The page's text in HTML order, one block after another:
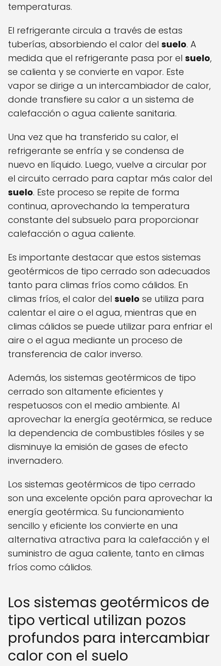
temperaturas.
El refrigerante circula a través de estas
tuberías, absorbiendo el calor del suelo. A
medida que el refrigerante pasa por el suelo,
se calienta y se convierte en vapor. Este
vapor se dirige a un intercambiador de calor,
donde transfiere su calor a un sistema de
calefacción o agua caliente sanitaria.
Una vez que ha transferido su calor, el
refrigerante se enfría y se condensa de
nuevo en líquido. Luego, vuelve a circular por
el circuito cerrado para captar más calor del
suelo. Este proceso se repite de forma
continua, aprovechando la temperatura
constante del subsuelo para proporcionar
calefacción o agua caliente.
Es importante destacar que estos sistemas
geotérmicos de tipo cerrado son adecuados
tanto para climas fríos como cálidos. En
climas fríos, el calor del suelo se utiliza para
calentar el aire o el agua, mientras que en
climas cálidos se puede utilizar para enfriar el
aire o el agua mediante un proceso de
transferencia de calor inverso.
Además, los sistemas geotérmicos de tipo
cerrado son altamente eficientes y
respetuosos con el medio ambiente. Al
aprovechar la energía geotérmica, se reduce
la dependencia de combustibles fósiles y se
disminuye la emisión de gases de efecto
invernadero.
Los sistemas geotérmicos de tipo cerrado
son una excelente opción para aprovechar la
energía geotérmica. Su funcionamiento
sencillo y eficiente los convierte en una
alternativa atractiva para la calefacción y el
suministro de agua caliente, tanto en climas
fríos como cálidos.
Los sistemas geotérmicos de
tipo vertical utilizan pozos
profundos para intercambiar
calor con el suelo